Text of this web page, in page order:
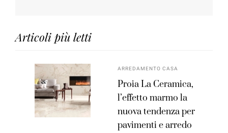
Articoli più letti
ARREDAMENTO CASA
Proia La Ceramica,
l’effetto marmo la
nuova tendenza per
pavimenti e arredo